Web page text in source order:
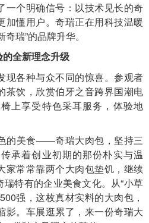
个明确信号：以技术见长的奇
加懂用户。奇瑞正在用科技温暖
瑞”的品牌升华。
的全新理念升级
各种与众不同的惊喜。参观者
茶饮，欣赏伯牙之音跨界国潮电
上享受特色采耳服务，体验地
美食——奇瑞大肉包，坚持三
承着创业初期的那份朴实与温
家常常靠两个大肉包垫饥，继续
特有的企业美食文化。从“小草
强，这枚真材实料的大肉包，
影。车展逛累了，来一份奇瑞大